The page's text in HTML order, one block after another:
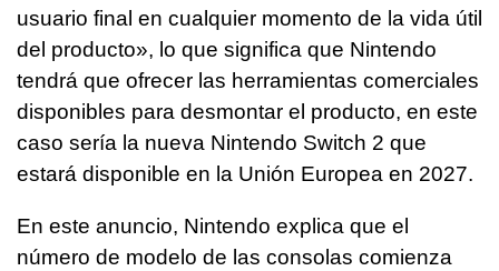
usuario final en cualquier momento de la vida útil
del producto», lo que significa que Nintendo
tendrá que ofrecer las herramientas comerciales
disponibles para desmontar el producto, en este
caso sería la nueva Nintendo Switch 2 que
estará disponible en la Unión Europea en 2027.
En este anuncio, Nintendo explica que el
número de modelo de las consolas comienza